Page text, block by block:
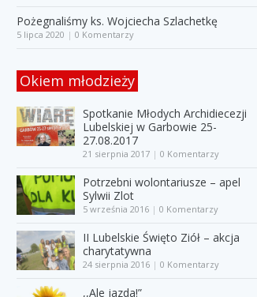
Pożegnaliśmy ks. Wojciecha Szlachetkę
5 lipca 2020 | 0 Komentarzy
Okiem młodzieży
Spotkanie Młodych Archidiecezji
Lubelskiej w Garbowie 25-
27.08.2017
21 sierpnia 2017 | 0 Komentarzy
Potrzebni wolontariusze – apel
Sylwii Zlot
5 września 2016 | 0 Komentarzy
II Lubelskie Święto Ziół – akcja
charytatywna
24 sierpnia 2016 | 0 Komentarzy
,,Ale jazda!”